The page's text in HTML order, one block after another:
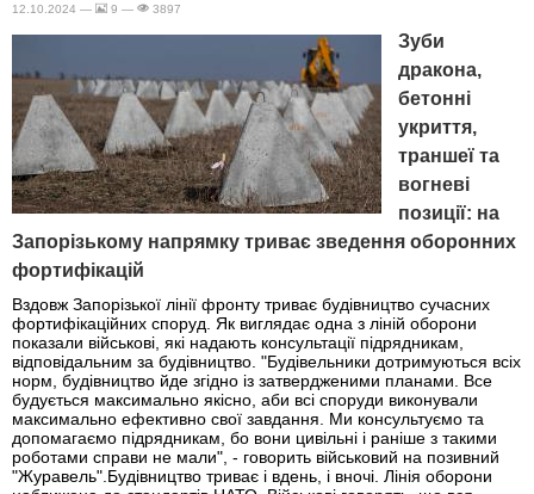
12.10.2024 — 9 — 3897
Зуби
дракона,
бетонні
укриття,
траншеї та
вогневі
позиції: на
Запорізькому напрямку триває зведення оборонних
фортифікацій
Вздовж Запорізької лінії фронту триває будівництво сучасних
фортифікаційних споруд. Як виглядає одна з ліній оборони
показали військові, які надають консультації підрядникам,
відповідальним за будівництво. "Будівельники дотримуються всіх
норм, будівництво йде згідно із затвердженими планами. Все
будується максимально якісно, аби всі споруди виконували
максимально ефективно свої завдання. Ми консультуємо та
допомагаємо підрядникам, бо вони цивільні і раніше з такими
роботами справи не мали", - говорить військовий на позивний
"Журавель".Будівництво триває і вдень, і вночі. Лінія оборони